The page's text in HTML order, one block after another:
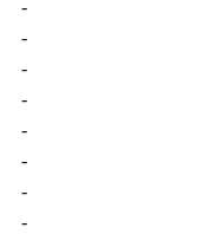
-
-
-
-
-
-
-
-